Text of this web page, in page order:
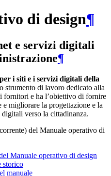
di design¶
e servizi digitali
¶
i siti e i servizi digitali della
strumento di lavoro dedicato alla
fornitori e ha l’obiettivo di fornire
migliorare la progettazione e la
verso la cittadinanza.
del Manuale operativo di
Manuale operativo di design
storico
manuale